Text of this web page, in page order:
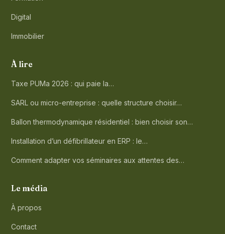
Digital
Immobilier
À lire
Taxe PUMa 2026 : qui paie la…
SARL ou micro-entreprise : quelle structure choisir…
Ballon thermodynamique résidentiel : bien choisir son…
Installation d’un défibrillateur en ERP : le…
Comment adapter vos séminaires aux attentes des…
Le média
À propos
Contact